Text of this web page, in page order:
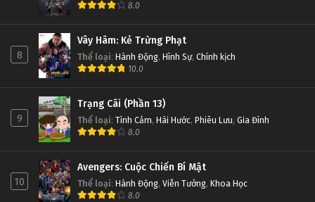
8.0
8
Vây Hãm: Kẻ Trừng Phạt
Thể loại: Hành Động, Hình Sự, Chính kịch
10.0
9
Trạng Cãi (Phần 13)
Thể loại: Tình Cảm, Hài Hước, Phiêu Lưu, Gia Đình
8.0
10
Avengers: Cuộc Chiến Bí Mật
Thể loại: Hành Động, Viễn Tưởng, Khoa Học
8.0